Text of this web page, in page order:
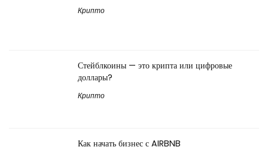
Крипто
Стейблкоины — это крипта или цифровые
доллары?
Крипто
Как начать бизнес с AIRBNB